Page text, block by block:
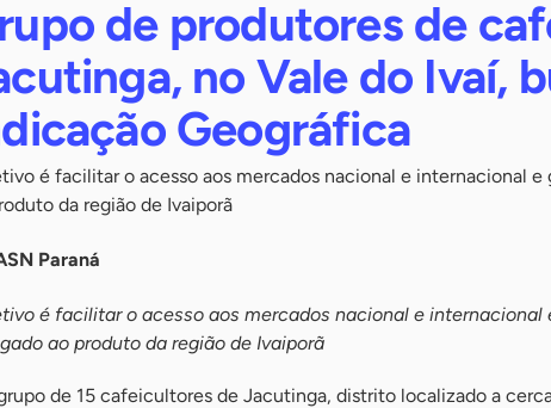
de produtores de
no Vale do Ivaí,
Geográfica
é facilitar o acesso aos mercados nacional e internacional e
da região de Ivaiporã
Paraná
é facilitar o acesso aos mercados nacional e internacional
ao produto da região de Ivaiporã
de 15 cafeicultores de Jacutinga, distrito localizado a